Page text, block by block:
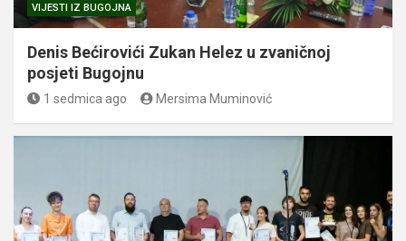
VIJESTI IZ BUGOJNA
Denis Bećirovići Zukan Helez u zvaničnoj
posjeti Bugojnu
1 sedmica ago Mersima Muminović